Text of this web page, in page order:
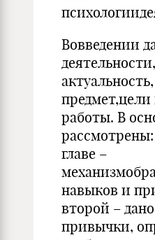
Вовведении
предмет,цели
работы. В
главе –
навыков и
второй –
привычки,